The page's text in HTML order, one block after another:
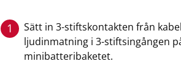
1
Sätt in 3-stiftskontakten från
ljudinmatning i 3-stiftsingången
minibatteribaketet.